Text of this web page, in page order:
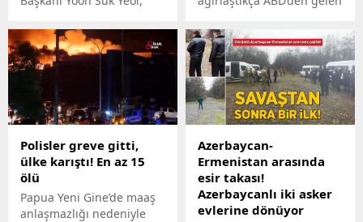
şüphesiyle yargılandığı
davada suçlu bulunarak,
30 yıl hapis cezasına
çarptırıldı.
değişiklik dikkat çekiyor.
Son olarak ABD Dışişleri
Bakanı Blinken, Gazze’de
çok fazla Filistinlinin
öldüğünü belirtti ve İsrail’i
daha fazla önleyici adım
atmaya çağırdı.
Polisler greve gitti,
ülke karıştı! En az 15
ölü
Papua Yeni Gine’de maaş
anlaşmazlığı nedeniyle
Azerbaycan-
Ermenistan arasında
esir takası!
Azerbaycanlı iki asker
evlerine dönüyor